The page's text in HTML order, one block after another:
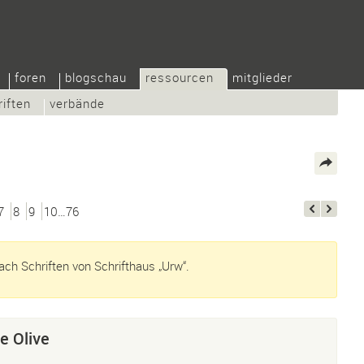
foren blogschau
ressourcen
verbände
mitglieder
8 9 10…76
Schriften von Schrifthaus „Urw“.
Olive